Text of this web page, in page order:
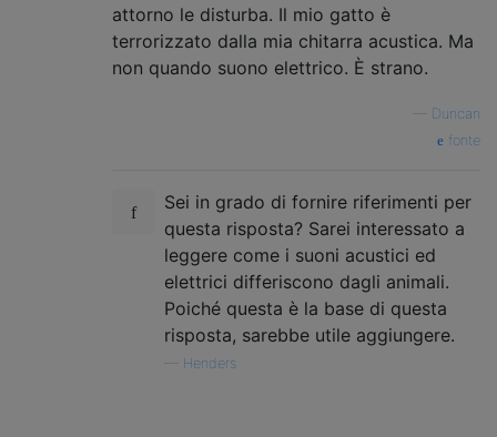
attorno le disturba. Il mio gatto è
terrorizzato dalla mia chitarra acustica. Ma
non quando suono elettrico. È strano.
Duncan
fonte
Sei in grado di fornire riferimenti per
questa risposta? Sarei interessato a
leggere come i suoni acustici ed
elettrici differiscono dagli animali.
Poiché questa è la base di questa
risposta, sarebbe utile aggiungere.
Henders